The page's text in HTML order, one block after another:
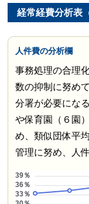
経常経費分析表
人件費の分析欄
事務処理の合理
数の抑制に努め
分署が必要にな
や保育園（６園
め、類似団体平
管理に努め、人